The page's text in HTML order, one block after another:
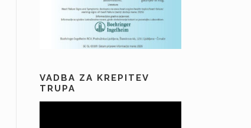
VADBA ZA KREPITEV
TRUPA